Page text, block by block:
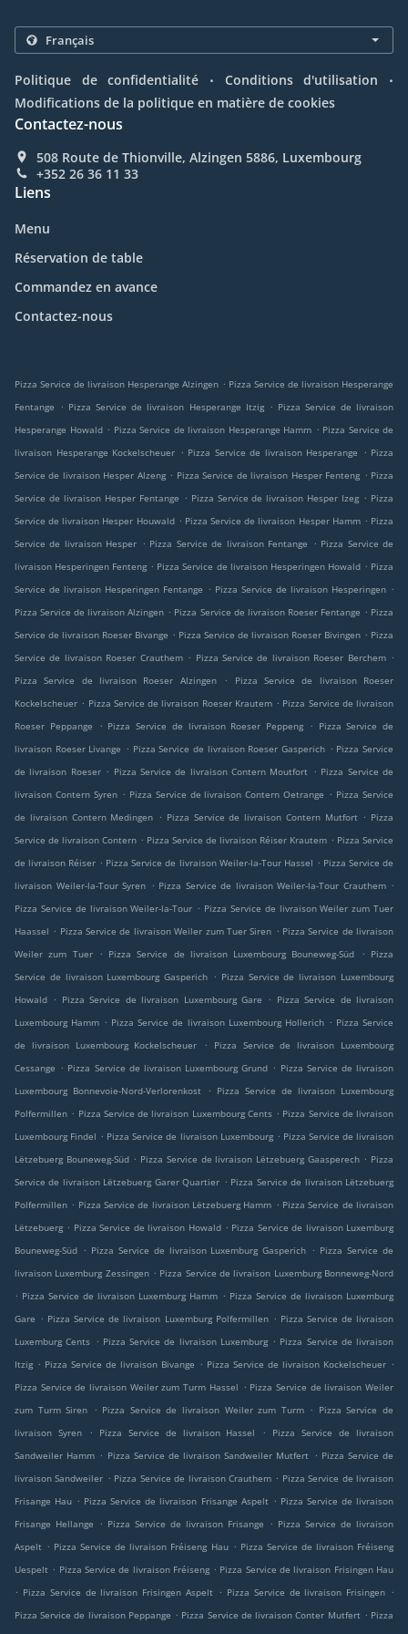
Politique de confidentialité . Conditions d'utilisation .
Modifications de la politique en matière de cookies
Contactez-nous
508 Route de Thionville, Alzingen 5886, Luxembourg
+352 26 36 11 33
Liens
Menu
Réservation de table
Commandez en avance
Contactez-nous
Pizza Service de livraison Hesperange Alzingen . Pizza Service de livraison Hesperange
Fentange
. Pizza Service de livraison Hesperange Itzig . Pizza Service de livraison
Hesperange Howald . Pizza Service de livraison Hesperange Hamm . Pizza Service de
livraison Hesperange Kockelscheuer . Pizza Service de livraison Hesperange . Pizza
Service de livraison Hesper Alzeng . Pizza Service de livraison Hesper Fenteng . Pizza
Service de livraison Hesper Fentange . Pizza Service de livraison Hesper Izeg . Pizza
Service de livraison Hesper Houwald . Pizza Service de livraison Hesper Hamm . Pizza
Service de livraison Hesper . Pizza Service de livraison Fentange . Pizza Service de
livraison Hesperingen Fenteng . Pizza Service de livraison Hesperingen Howald . Pizza
Service de livraison Hesperingen Fentange . Pizza Service de livraison Hesperingen .
Pizza Service de livraison Alzingen . Pizza Service de livraison Roeser Fentange . Pizza
Service de livraison Roeser Bivange . Pizza Service de livraison Roeser Bivingen . Pizza
Service de livraison Roeser Crauthem . Pizza Service de livraison Roeser Berchem .
Pizza Service de livraison Roeser Alzingen
.
Pizza Service de livraison Roeser
Kockelscheuer . Pizza Service de livraison Roeser Krautem . Pizza Service de livraison
Roeser Peppange
. Pizza Service de livraison Roeser Peppeng . Pizza Service de
livraison Roeser Livange . Pizza Service de livraison Roeser Gasperich . Pizza Service
de livraison Roeser . Pizza Service de livraison Contern Moutfort . Pizza Service de
livraison Contern Syren . Pizza Service de livraison Contern Oetrange . Pizza Service
de livraison Contern Medingen . Pizza Service de livraison Contern Mutfort . Pizza
Service de livraison Contern . Pizza Service de livraison Réiser Krautem . Pizza Service
de livraison Réiser . Pizza Service de livraison Weiler-la-Tour Hassel . Pizza Service de
livraison Weiler-la-Tour Syren . Pizza Service de livraison Weiler-la-Tour Crauthem .
Pizza Service de livraison Weiler-la-Tour . Pizza Service de livraison Weiler zum Tuer
Haassel . Pizza Service de livraison Weiler zum Tuer Siren . Pizza Service de livraison
Weiler zum Tuer
. Pizza Service de livraison Luxembourg Bouneweg-Süd . Pizza
Service de livraison Luxembourg Gasperich . Pizza Service de livraison Luxembourg
Howald . Pizza Service de livraison Luxembourg Gare . Pizza Service de livraison
Luxembourg Hamm . Pizza Service de livraison Luxembourg Hollerich . Pizza Service
de livraison Luxembourg Kockelscheuer
.
Pizza Service de livraison Luxembourg
Cessange . Pizza Service de livraison Luxembourg Grund . Pizza Service de livraison
Luxembourg Bonnevoie-Nord-Verlorenkost
. Pizza Service de livraison Luxembourg
Polfermillen . Pizza Service de livraison Luxembourg Cents . Pizza Service de livraison
Luxembourg Findel . Pizza Service de livraison Luxembourg . Pizza Service de livraison
Lëtzebuerg Bouneweg-Süd . Pizza Service de livraison Lëtzebuerg Gaasperech . Pizza
Service de livraison Lëtzebuerg Garer Quartier . Pizza Service de livraison Lëtzebuerg
Polfermillen . Pizza Service de livraison Lëtzebuerg Hamm . Pizza Service de livraison
Lëtzebuerg . Pizza Service de livraison Howald . Pizza Service de livraison Luxemburg
Bouneweg-Süd . Pizza Service de livraison Luxemburg Gasperich . Pizza Service de
livraison Luxemburg Zessingen . Pizza Service de livraison Luxemburg Bonneweg-Nord
. Pizza Service de livraison Luxemburg Hamm . Pizza Service de livraison Luxemburg
Gare . Pizza Service de livraison Luxemburg Polfermillen . Pizza Service de livraison
Luxemburg Cents . Pizza Service de livraison Luxemburg . Pizza Service de livraison
Itzig . Pizza Service de livraison Bivange . Pizza Service de livraison Kockelscheuer .
Pizza Service de livraison Weiler zum Turm Hassel . Pizza Service de livraison Weiler
zum Turm Siren
. Pizza Service de livraison Weiler zum Turm . Pizza Service de
livraison Syren
. Pizza Service de livraison Hassel .
Pizza Service de livraison
Sandweiler Hamm . Pizza Service de livraison Sandweiler Mutfert . Pizza Service de
livraison Sandweiler . Pizza Service de livraison Crauthem . Pizza Service de livraison
Frisange Hau . Pizza Service de livraison Frisange Aspelt . Pizza Service de livraison
Frisange Hellange
. Pizza Service de livraison Frisange . Pizza Service de livraison
Aspelt . Pizza Service de livraison Fréiseng Hau . Pizza Service de livraison Fréiseng
Uespelt . Pizza Service de livraison Fréiseng . Pizza Service de livraison Frisingen Hau
. Pizza Service de livraison Frisingen Aspelt . Pizza Service de livraison Frisingen .
Pizza Service de livraison Peppange . Pizza Service de livraison Conter Mutfert . Pizza